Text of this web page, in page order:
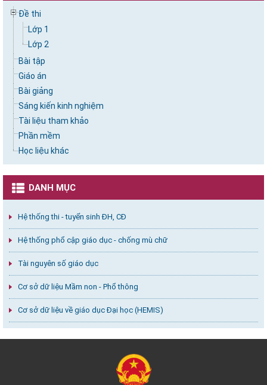
Đề thi
Lớp 1
Lớp 2
Bài tập
Giáo án
Bài giảng
Sáng kiến kinh nghiệm
Tài liệu tham khảo
Phần mềm
Học liệu khác
DANH MỤC
Hệ thống thi - tuyển sinh ĐH, CĐ
Hệ thống phổ cập giáo dục - chống mù chữ
Tài nguyên số giáo dục
Cơ sở dữ liệu Mầm non - Phổ thông
Cơ sở dữ liệu về giáo dục Đại học (HEMIS)